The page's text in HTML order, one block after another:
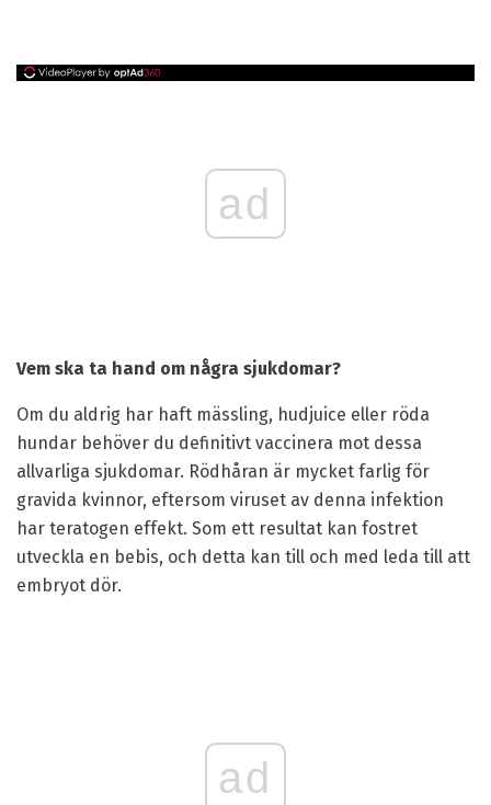
ad
Vem ska ta hand om några sjukdomar?
Om du aldrig har haft mässling, hudjuice eller röda
hundar behöver du definitivt vaccinera mot dessa
allvarliga sjukdomar. Rödhåran är mycket farlig för
gravida kvinnor, eftersom viruset av denna infektion
har teratogen effekt. Som ett resultat kan fostret
utveckla en bebis, och detta kan till och med leda till att
embryot dör.
ad